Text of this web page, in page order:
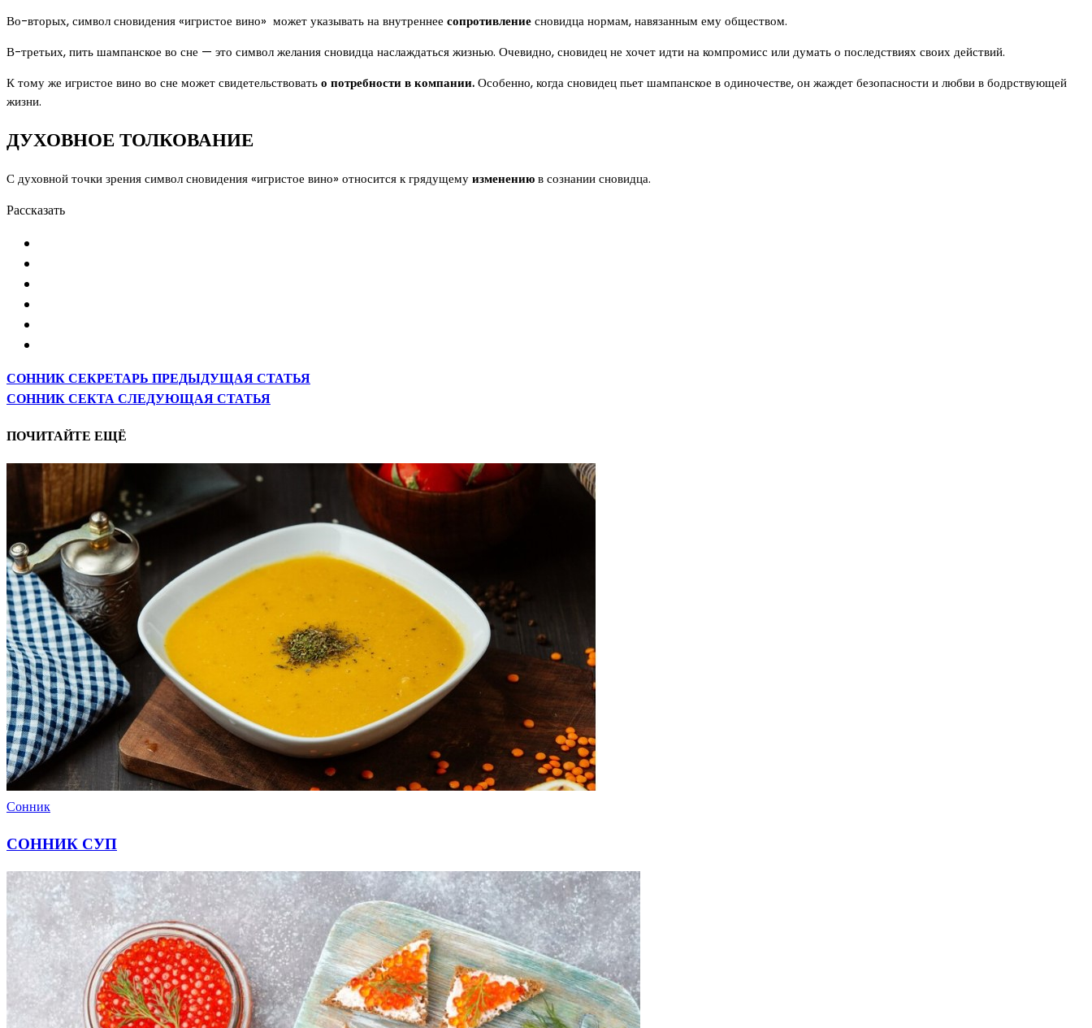
Во-вторых, символ сновидения «игристое вино» может указывать на внутреннее сопротивлениесновидца нормам, навязанным ему обществом.
В-третьих, пить шампанское во сне — это символ желания сновидца наслаждаться жизнью. Очевидно, сновидец не хочет идти на компромисс или думать о последствиях своих действий.
К тому же игристое вино во сне может свидетельствоватьо потребности в компании.Особенно, когда сновидец пьет шампанское в одиночестве, он жаждет безопасности и любви в бодрствующей
жизни.
ДУХОВНОЕ ТОЛКОВАНИЕ
С духовной точки зрения символ сновидения «игристое вино» относится к грядущемуизменениюв сознании сновидца.
Рассказать
СОННИК СЕКРЕТАРЬ ПРЕДЫДУЩАЯ СТАТЬЯ
СОННИК СЕКТАСЛЕДУЮЩАЯ СТАТЬЯ
ПОЧИТАЙТЕ ЕЩЁ
Сонник
СОННИК СУП